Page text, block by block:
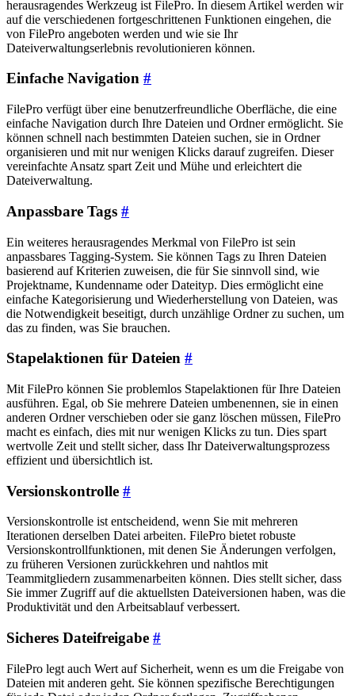
herausragendes Werkzeug ist FilePro. In diesem Artikel werden wir
auf die verschiedenen fortgeschrittenen Funktionen eingehen, die
von FilePro angeboten werden und wie sie Ihr
Dateiverwaltungserlebnis revolutionieren können.
Einfache Navigation #
FilePro verfügt über eine benutzerfreundliche Oberfläche, die eine
einfache Navigation durch Ihre Dateien und Ordner ermöglicht. Sie
können schnell nach bestimmten Dateien suchen, sie in Ordner
organisieren und mit nur wenigen Klicks darauf zugreifen. Dieser
vereinfachte Ansatz spart Zeit und Mühe und erleichtert die
Dateiverwaltung.
Anpassbare Tags #
Ein weiteres herausragendes Merkmal von FilePro ist sein
anpassbares Tagging-System. Sie können Tags zu Ihren Dateien
basierend auf Kriterien zuweisen, die für Sie sinnvoll sind, wie
Projektname, Kundenname oder Dateityp. Dies ermöglicht eine
einfache Kategorisierung und Wiederherstellung von Dateien, was
die Notwendigkeit beseitigt, durch unzählige Ordner zu suchen, um
das zu finden, was Sie brauchen.
Stapelaktionen für Dateien #
Mit FilePro können Sie problemlos Stapelaktionen für Ihre Dateien
ausführen. Egal, ob Sie mehrere Dateien umbenennen, sie in einen
anderen Ordner verschieben oder sie ganz löschen müssen, FilePro
macht es einfach, dies mit nur wenigen Klicks zu tun. Dies spart
wertvolle Zeit und stellt sicher, dass Ihr Dateiverwaltungsprozess
effizient und übersichtlich ist.
Versionskontrolle #
Versionskontrolle ist entscheidend, wenn Sie mit mehreren
Iterationen derselben Datei arbeiten. FilePro bietet robuste
Versionskontrollfunktionen, mit denen Sie Änderungen verfolgen,
zu früheren Versionen zurückkehren und nahtlos mit
Teammitgliedern zusammenarbeiten können. Dies stellt sicher, dass
Sie immer Zugriff auf die aktuellsten Dateiversionen haben, was die
Produktivität und den Arbeitsablauf verbessert.
Sicheres Dateifreigabe #
FilePro legt auch Wert auf Sicherheit, wenn es um die Freigabe von
Dateien mit anderen geht. Sie können spezifische Berechtigungen